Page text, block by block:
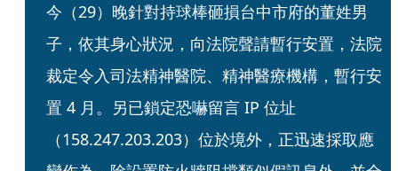
今（29）晚針對持球棒砸損台中市府的董姓男
子，依其身心狀況，向法院聲請暫行安置，法院
裁定令入司法精神醫院、精神醫療機構，暫行安
置 4 月。另已鎖定恐嚇留言 IP 位址
（158.247.203.203）位於境外，正迅速採取應